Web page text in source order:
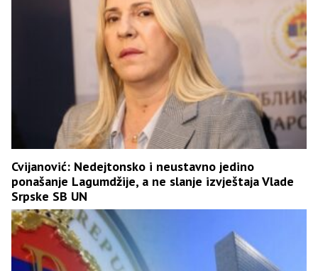
Cvijanović: Nedejtonsko i neustavno jedino
ponašanje Lagumdžije, a ne slanje izvještaja Vlade
Srpske SB UN